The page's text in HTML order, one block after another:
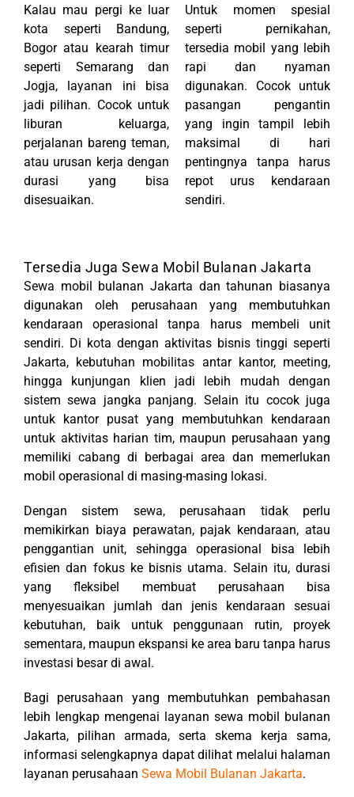
Kalau mau pergi ke luar
kota seperti Bandung,
Bogor atau kearah timur
seperti Semarang dan
Jogja, layanan ini bisa
jadi pilihan. Cocok untuk
liburan keluarga,
perjalanan bareng teman,
atau urusan kerja dengan
durasi yang bisa
disesuaikan.
Untuk momen spesial
seperti pernikahan,
tersedia mobil yang lebih
rapi dan nyaman
digunakan. Cocok untuk
pasangan pengantin
yang ingin tampil lebih
maksimal di hari
pentingnya tanpa harus
repot urus kendaraan
sendiri.
Tersedia Juga Sewa Mobil Bulanan Jakarta
Sewa mobil bulanan Jakarta dan tahunan biasanya
digunakan oleh perusahaan yang membutuhkan
kendaraan operasional tanpa harus membeli unit
sendiri. Di kota dengan aktivitas bisnis tinggi seperti
Jakarta, kebutuhan mobilitas antar kantor, meeting,
hingga kunjungan klien jadi lebih mudah dengan
sistem sewa jangka panjang. Selain itu cocok juga
untuk kantor pusat yang membutuhkan kendaraan
untuk aktivitas harian tim, maupun perusahaan yang
memiliki cabang di berbagai area dan memerlukan
mobil operasional di masing-masing lokasi.
Dengan sistem sewa, perusahaan tidak perlu
memikirkan biaya perawatan, pajak kendaraan, atau
penggantian unit, sehingga operasional bisa lebih
efisien dan fokus ke bisnis utama. Selain itu, durasi
yang fleksibel membuat perusahaan bisa
menyesuaikan jumlah dan jenis kendaraan sesuai
kebutuhan, baik untuk penggunaan rutin, proyek
sementara, maupun ekspansi ke area baru tanpa harus
investasi besar di awal.
Bagi perusahaan yang membutuhkan pembahasan
lebih lengkap mengenai layanan sewa mobil bulanan
Jakarta, pilihan armada, serta skema kerja sama,
informasi selengkapnya dapat dilihat melalui halaman
layanan perusahaan Sewa Mobil Bulanan Jakarta.